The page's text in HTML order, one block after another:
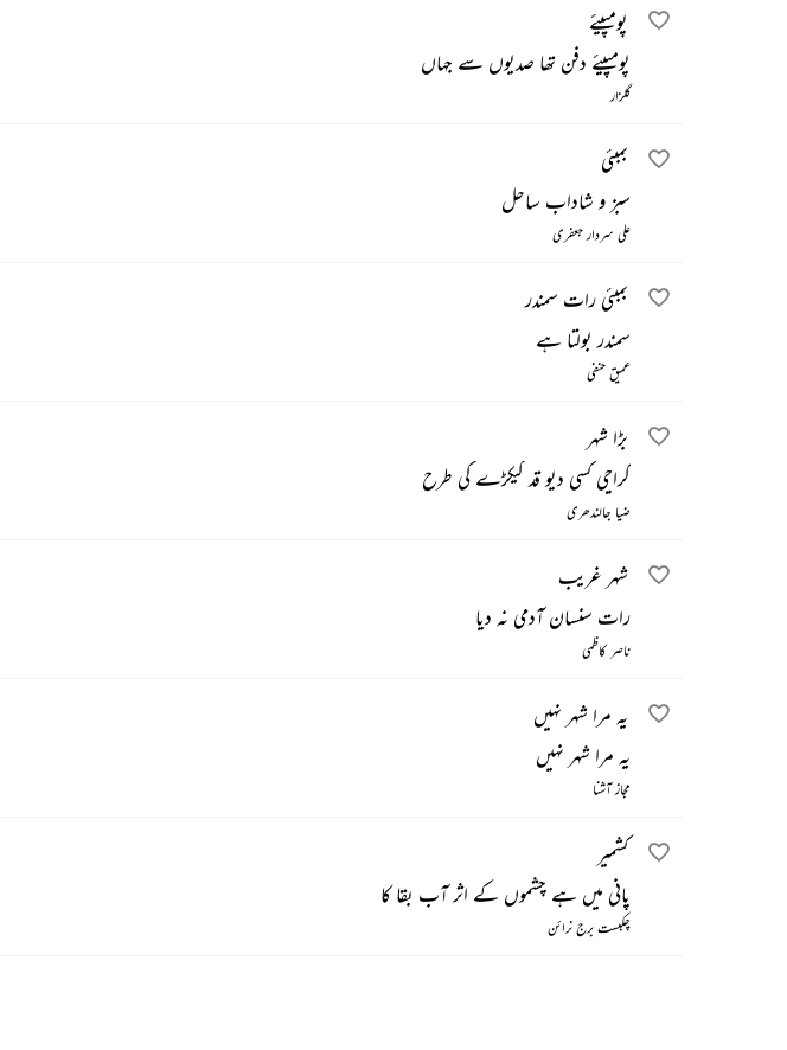
پومپیئے
پومپیئے دفن تھا صدیوں سے جہاں
گلزار
بمبئی
سبز و شاداب ساحل
علی سردار جعفری
بمبئی رات سمندر
سمندر بولتا ہے
عمیق حنفی
بڑا شہر
کراچی کسی دیو قد کیکڑے کی طرح
ضیا جالندھری
شہر غریب
رات سنسان آدمی نہ دیا
ناصر کاظمی
یہ مرا شہر نہیں
یہ مرا شہر نہیں
مجاز آشنا
کشمیر
پانی میں ہے چشموں کے اثر آب بقا کا
چکبست برج نرائن